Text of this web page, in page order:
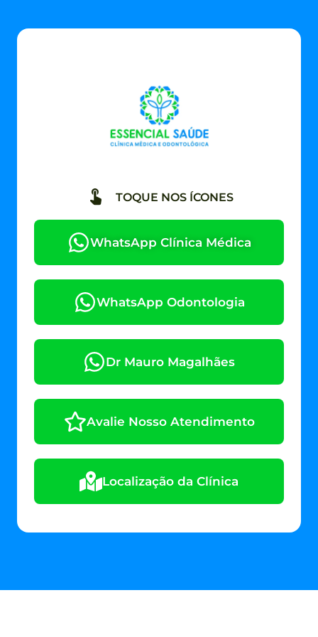
TOQUE NOS ÍCONES
WhatsApp Clínica Médica
WhatsApp Odontologia
Dr Mauro Magalhães
Avalie Nosso Atendimento
Localização da Clínica